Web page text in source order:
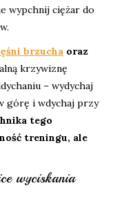
wypchnij ciężar do
brzucha oraz
krzywiznę
– wydychaj
górę i wdychaj przy
tego
treningu, ale
wyciskania